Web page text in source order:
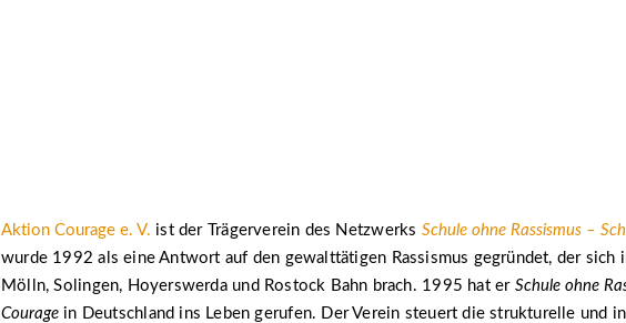
Aktion Courage e. V. ist der Trägerverein des Netzwerks Schule ohne Rassismus –
wurde 1992 als eine Antwort auf den gewalttätigen Rassismus gegründet, der sich
Mölln, Solingen, Hoyerswerda und Rostock Bahn brach. 1995 hat er Schule ohne
Courage in Deutschland ins Leben gerufen. Der Verein steuert die strukturelle und